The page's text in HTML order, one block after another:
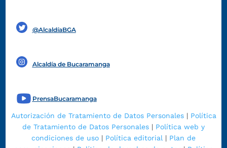
@AlcaldíaBGA
Alcaldía de Bucaramanga
PrensaBucaramanga
Autorización de Tratamiento de Datos Personales| Política
de Tratamiento de Datos Personales | Política web y
condiciones de uso | Política editorial | Plan de